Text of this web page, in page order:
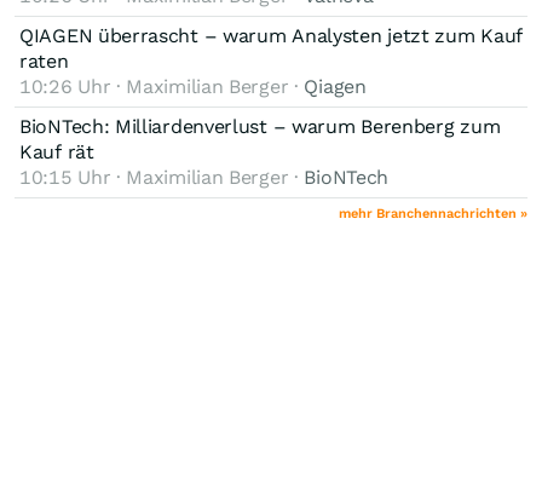
QIAGEN überrascht – warum Analysten jetzt zum Kauf
raten
10:26 Uhr · Maximilian Berger · Qiagen
BioNTech: Milliardenverlust – warum Berenberg zum
Kauf rät
10:15 Uhr · Maximilian Berger · BioNTech
mehr Branchennachrichten »